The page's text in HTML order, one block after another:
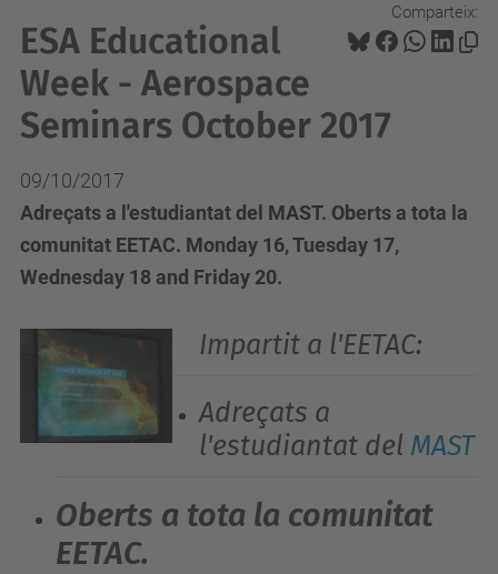
Comparteix:
ESA Educational
Week - Aerospace
Seminars October 2017
09/10/2017
Adreçats a l'estudiantat del MAST. Oberts a tota la
comunitat EETAC. Monday 16, Tuesday 17,
Wednesday 18 and Friday 20.
Impartit a l'EETAC:
Adreçats a
l'estudiantat del MAST
Oberts a tota la comunitat
EETAC.